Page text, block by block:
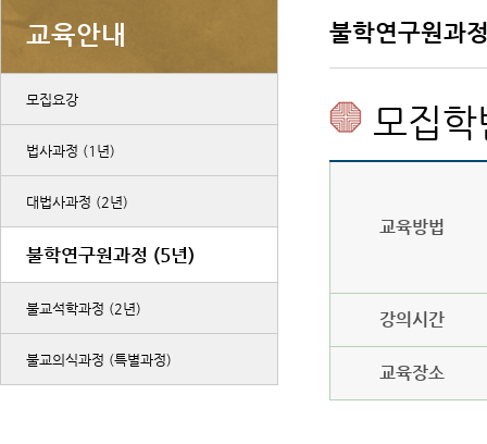
교육안내
모집요강
법사과정 (1년)
대법사과정 (2년)
불학연구원과정 (5년)
불교석학과정 (2년)
불교의식과정 (특별과정)
불학연구원과
모집학
교육방법
강의시간
교육장소